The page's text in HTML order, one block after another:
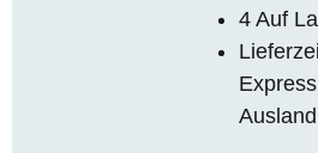
4 Auf